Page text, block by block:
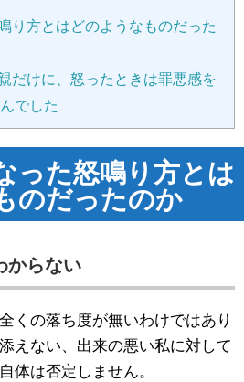
り方とはどのようなものだった
だけに、怒ったときは罪悪感を
でした
った怒鳴り方とは
のだったのか
からない
くの落ち度が無いわけではあり
えない、出来の悪い私に対して
体は否定しません。